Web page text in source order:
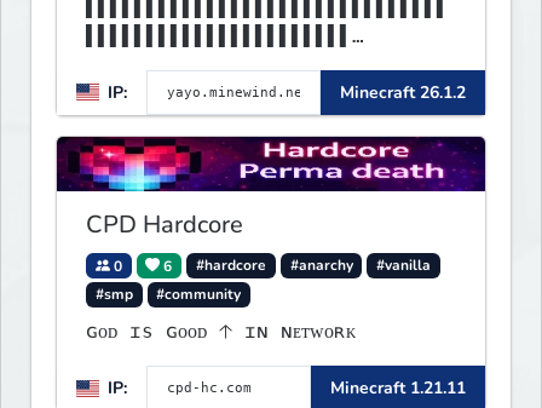
▌▌▌▌▌▌▌▌MINEWIND▌▌▌▌▌▌▌▌▌▌▌▌▌▌
▌▌▌▌▌▌▌▌▌▌▌▌▌▌▌▌▌▌▌▌▌▌
IP: Minecraft 26.1.2
CPD Hardcore
0 6 #hardcore #anarchy
#vanilla
#smp
#community
ɢᴏᴅ ɪs ɢᴏᴏᴅ 🡡 ɪɴ ɴᴇᴛᴡᴏʀᴋ
IP: Minecraft 1.21.11